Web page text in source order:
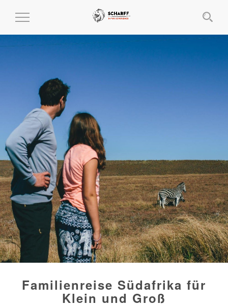
MENÜ
Familienreise Südafrika für
Klein und Groß